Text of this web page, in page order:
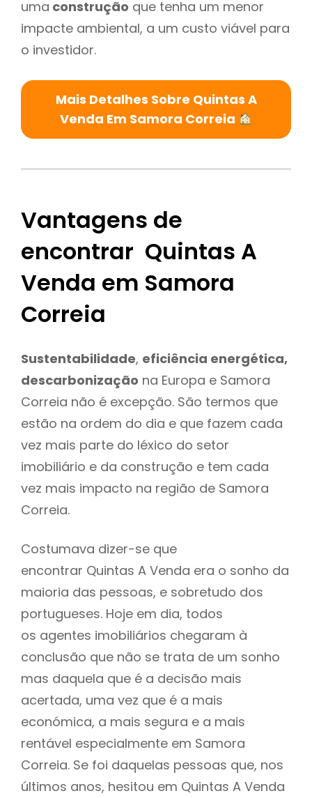
uma construção que tenha um menor
impacte ambiental, a um custo viável para
o investidor.
Mais Detalhes Sobre Quintas A
Venda Em Samora Correia
Vantagens de
encontrar Quintas A
Venda em Samora
Correia
Sustentabilidade, eficiência energética,
descarbonização na Europa e Samora
Correia não é excepção. São termos que
estão na ordem do dia e que fazem cada
vez mais parte do léxico do setor
imobiliário e da construção e tem cada
vez mais impacto na região de Samora
Correia.
Costumava dizer-se que
encontrar Quintas A Venda era o sonho da
maioria das pessoas, e sobretudo dos
portugueses. Hoje em dia, todos
os agentes imobiliários chegaram à
conclusão que não se trata de um sonho
mas daquela que é a decisão mais
acertada, uma vez que é a mais
económica, a mais segura e a mais
rentável especialmente em Samora
Correia. Se foi daquelas pessoas que, nos
últimos anos, hesitou em Quintas A Venda